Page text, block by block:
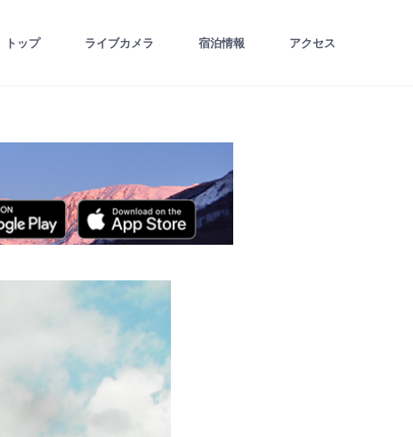
トップ ライブカメラ 宿泊情報 アクセス